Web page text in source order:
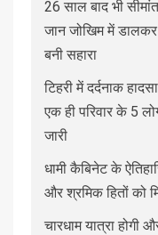
26 साल बाद भी
जान जोखिम में
बनी सहारा
टिहरी में दर्दनाक
एक ही परिवार के 5
जारी
धामी कैबिनेट के
और श्रमिक हितों को
चारधाम यात्रा होगी